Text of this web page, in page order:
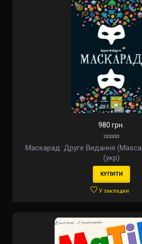
980 грн.
Маскарад: Друге Видання
(укр)
КУПИТИ
У закладки